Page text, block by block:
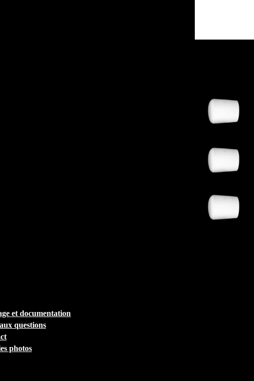
et documentation
questions
photos